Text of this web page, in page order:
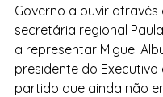
Governo a ouvir através
secretária regional
a representar Miguel
presidente do Executivo
partido que ainda não